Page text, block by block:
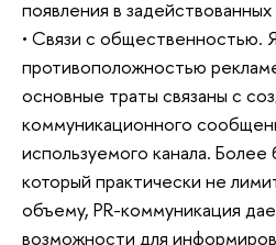
появления в задействованных
• Связи с общественностью.
противоположностью
основные траты связаны с
коммуникационного
используемого канала. Более
который практически не
объему, PR-коммуникация
возможности для